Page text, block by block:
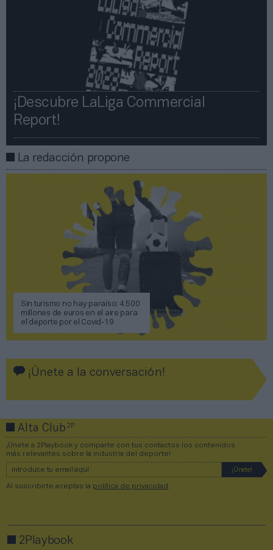
¡Descubre LaLiga Commercial
Report!​​
La redacción propone
Sin turismo no hay paraíso: 4.500
millones de euros en el aire para
el deporte por el Covid-19
¡Únete a la conversación!
Alta Club2P
¡Únete a 2Playbook y comparte con tus contactos los contenidos
más relevantes sobre la industria del deporte!
Al suscribirte aceptas la política de privacidad
2Playbook